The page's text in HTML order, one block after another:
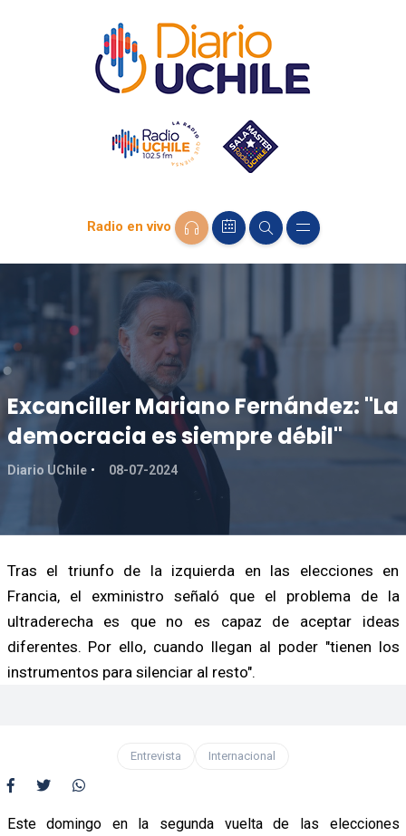
Radio en vivo
Excanciller Mariano Fernández: "La
democracia es siempre débil"
Diario UChile 08-07-2024
Tras el triunfo de la izquierda en las elecciones en
Francia, el exministro señaló que el problema de la
ultraderecha es que no es capaz de aceptar ideas
diferentes. Por ello, cuando llegan al poder "tienen los
instrumentos para silenciar al resto".
Entrevista Internacional
Este domingo en la segunda vuelta de las elecciones